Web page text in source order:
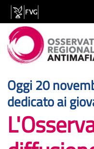
Oggi 20
dedicato ai